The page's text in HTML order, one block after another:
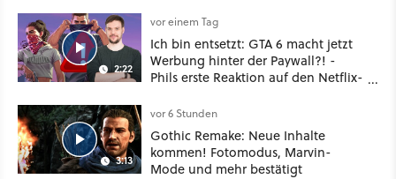
2:22
vor einem Tag
Ich bin entsetzt: GTA 6 macht jetzt
Werbung hinter der Paywall?! -
Phils erste Reaktion auf den Netflix-
3:13
vor 6 Stunden
Gothic Remake: Neue Inhalte
kommen! Fotomodus, Marvin-
Mode und mehr bestätigt